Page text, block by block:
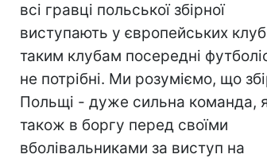
всі гравці польської збірної
виступають у європейських
таким клубам посередні
не потрібні. Ми розуміємо, що
Польщі - дуже сильна команда,
також в боргу перед своїми
вболівальниками за виступ на